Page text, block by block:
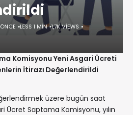
LESS 1 MIN 1,7K VIEWS
Komisyonu Yeni Asgari Ücreti
İtirazı Değerlendirildi
üzere bugün saat
Ücret Saptama Komisyonu, yılın